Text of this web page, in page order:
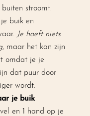
stroomt.
buik en
Je hoeft niets
, maar het kan zijn
omdat je je
dat puur door
wordt.
je buik
en 1 hand op je